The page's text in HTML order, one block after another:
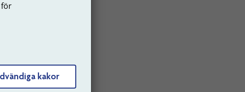
för
kakor